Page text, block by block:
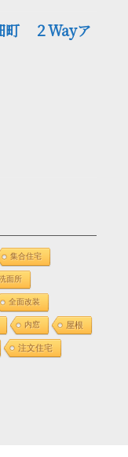
町 ２Wayア
集合住宅
面所
全面改装
内窓 屋根
注文住宅